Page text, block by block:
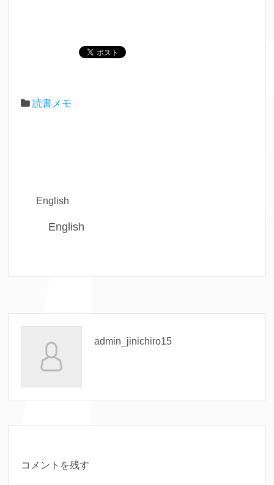
読書メモ
English
English
admin_jinichiro15
コメントを残す